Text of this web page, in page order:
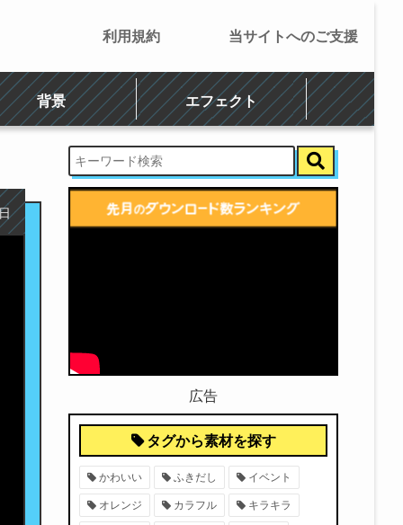
背景 エフェクト
利用規約 当サイトへのご支援
広告
タグから素材を探す
かわいい ふきだし イベント
オレンジ カラフル キラキラ